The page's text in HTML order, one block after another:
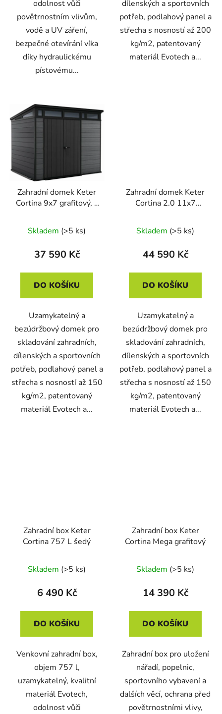
odolnost vůči
povětrnostním vlivům,
vodě a UV záření,
bezpečné otevírání víka
díky hydraulickému
pístovému...
dílenských a sportovních
potřeb, podlahový panel a
střecha s nosností až 200
kg/m2, patentovaný
materiál Evotech a...
Zahradní domek Keter
Cortina 9x7 grafitový, s
Skladem (>5 ks)
37 590 Kč
DO KOŠÍKU
Uzamykatelný a
bezúdržbový domek pro
skladování zahradních,
dílenských a sportovních
potřeb, podlahový panel a
střecha s nosností až 150
kg/m2, patentovaný
materiál Evotech a...
Zahradní domek Keter
Cortina 2.0 11x7
Skladem (>5 ks)
44 590 Kč
DO KOŠÍKU
Uzamykatelný a
bezúdržbový domek pro
skladování zahradních,
dílenských a sportovních
potřeb, podlahový panel a
střecha s nosností až 150
kg/m2, patentovaný
materiál Evotech a...
Zahradní box Keter
Cortina 757 L šedý
Skladem (>5 ks)
6 490 Kč
DO KOŠÍKU
Venkovní zahradní box,
objem 757 l,
uzamykatelný, kvalitní
materiál Evotech,
odolnost vůči
Zahradní box Keter
Cortina Mega grafitový
Skladem (>5 ks)
14 390 Kč
DO KOŠÍKU
Zahradní box pro uložení
nářadí, popelnic,
sportovního vybavení a
dalších věcí, ochrana před
povětrnostními vlivy,